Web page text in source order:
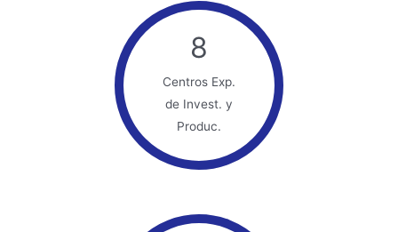
8
Centros Exp.
de Invest. y
Produc.